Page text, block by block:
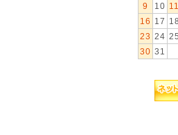
9
10 11
16
17 18
23 24 25
30 31